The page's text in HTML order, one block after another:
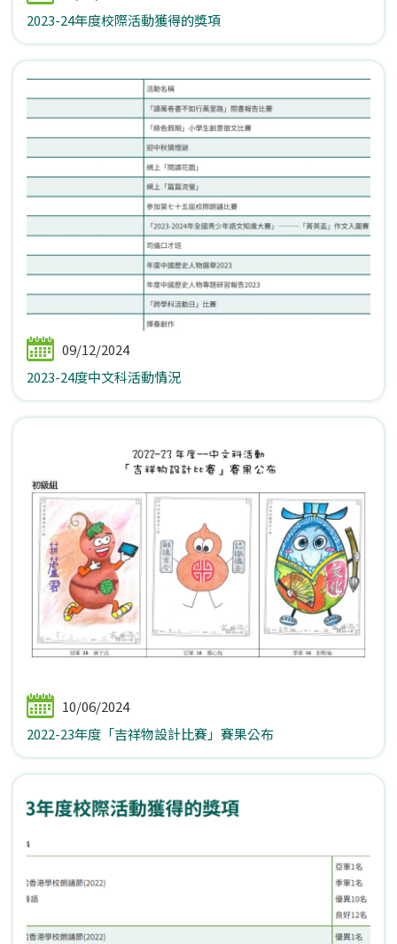
2023-24年度校際活動獲得的獎項
09/12/2024
2023-24度中文科活動情況
10/06/2024
2022-23年度「吉祥物設計比賽」賽果公布